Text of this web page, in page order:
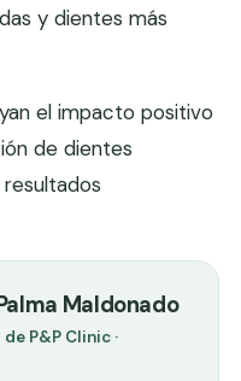
y dientes más
el impacto positivo
de dientes
Maldonado
P&P Clinic ·